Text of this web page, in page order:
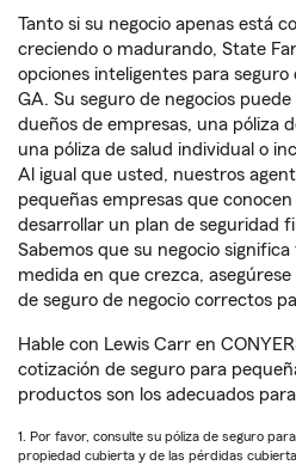
Tanto si su negocio apenas está
creciendo o madurando, State
opciones inteligentes para seguro
GA. Su seguro de negocios
dueños de empresas, una póliza
una póliza de salud individual o
Al igual que usted, nuestros
pequeñas empresas que
desarrollar un plan de seguridad
Sabemos que su negocio
medida en que crezca,
de seguro de negocio correctos
Hable con Lewis Carr en
cotización de seguro para
productos son los adecuados
1. Por favor, consulte su póliza de seguro
propiedad cubierta y de las pérdidas